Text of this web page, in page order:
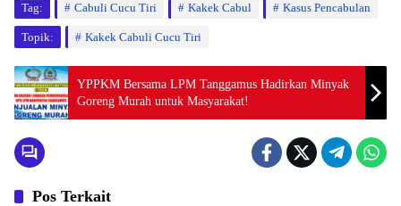
Tag: Cabuli Cucu Tiri Kakek Cabul Kasus Pencabulan
Topik: Kakek Cabuli Cucu Tiri
YPPKM Bersama LPM Tanggamus Hadirkan Minyak
Goreng Murah untuk Masyarakat!
Pos Terkait